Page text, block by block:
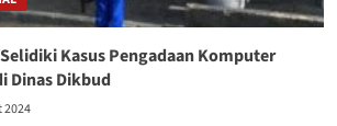
Kasus Pengadaan Komputer
Dinas Dikbud
2024